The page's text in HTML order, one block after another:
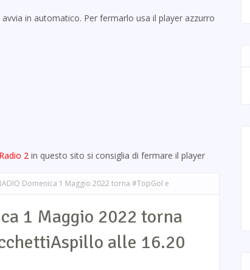
avvia in automatico. Per fermarlo usa il player azzurro
2 in questo sito si consiglia di fermare il player
Domenica 1 Maggio 2022 torna #TopGol e
1 Maggio 2022 torna
alle 16.20